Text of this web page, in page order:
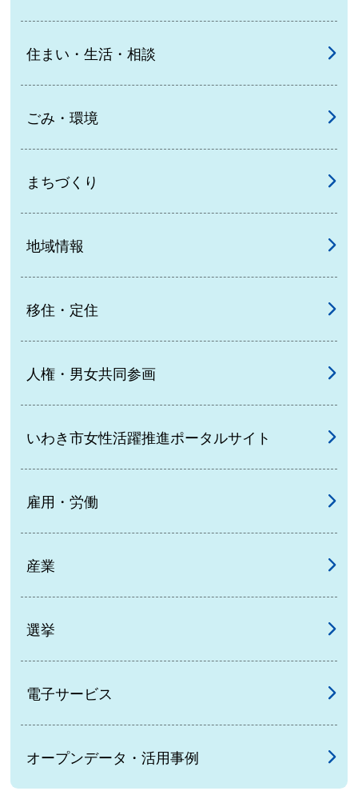
住まい・生活・相談
ごみ・環境
まちづくり
地域情報
移住・定住
人権・男女共同参画
いわき市女性活躍推進ポータルサイト
雇用・労働
産業
選挙
電子サービス
オープンデータ・活用事例